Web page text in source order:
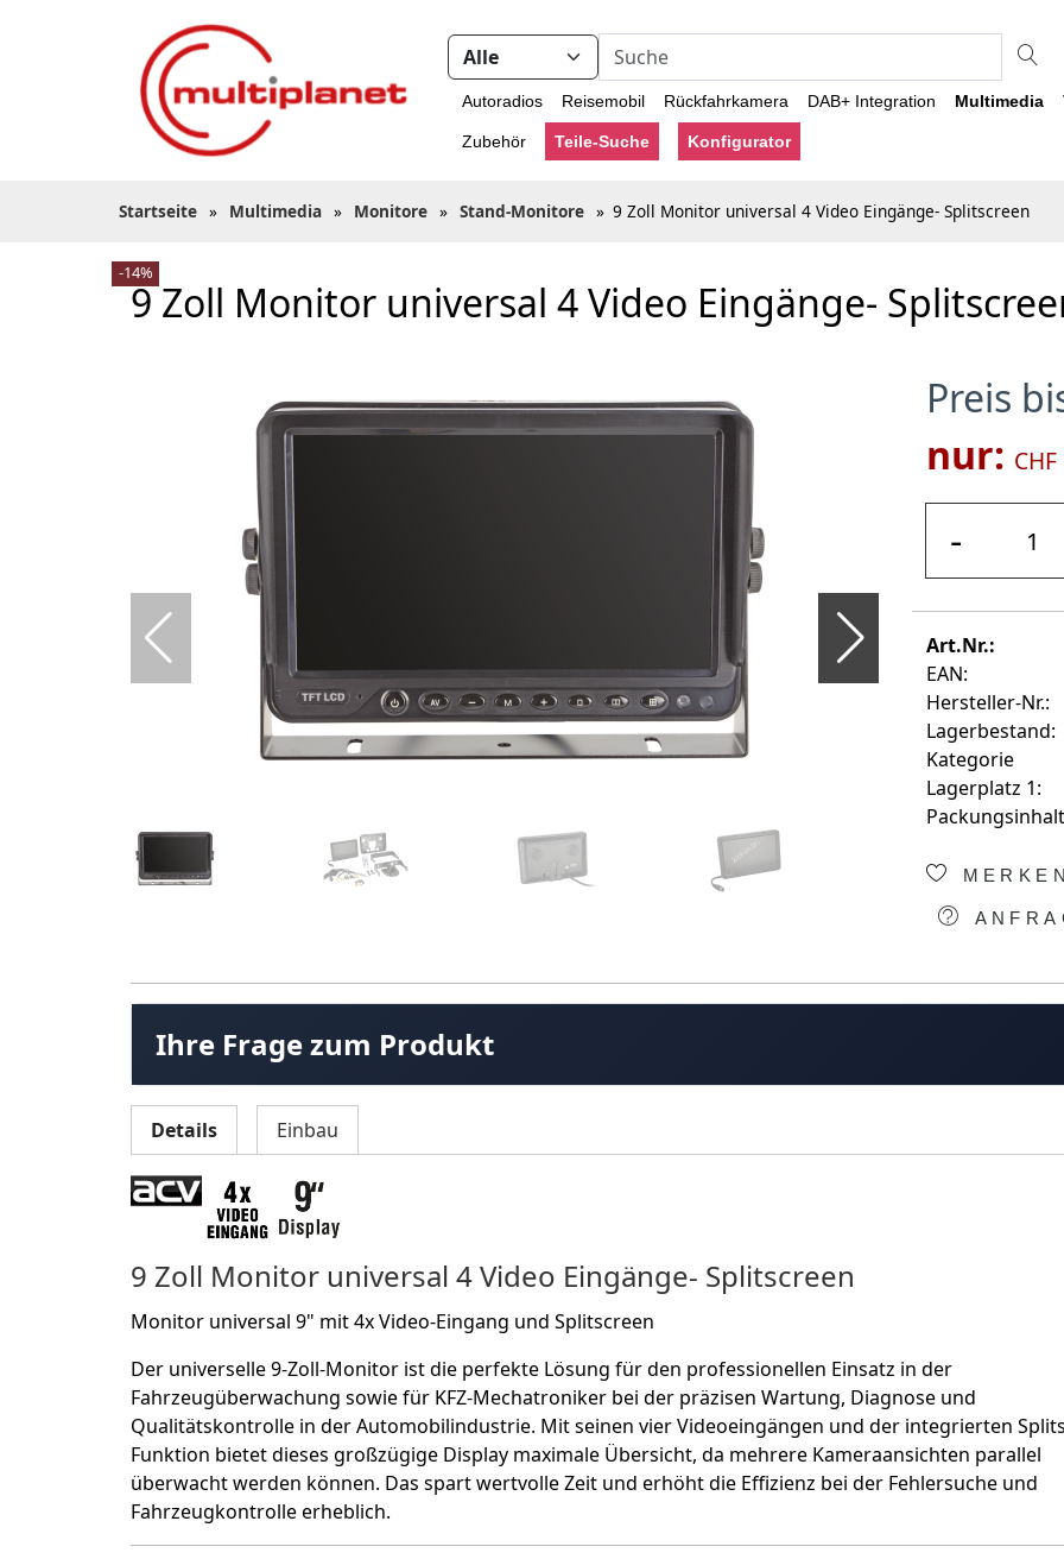
Autoradios Reisemobil Rückfahrkamera DAB+ Integration Multimedia
Zubehör Teile-Suche Konfigurator
Startseite » Multimedia » Monitore » Stand-Monitore » 9 Zoll Monitor universal 4 Video Eingänge- Splitscreen
9 Zoll Monitor universal 4 Video Eingänge-
-14%
Preis
nur: CHF
-
Art.Nr.:
EAN:
Hersteller-Nr.:
Lagerbestand:
Kategorie
Lagerplatz 1:
Ihre Frage zum Produkt
Details Einbau
9 Zoll Monitor universal 4 Video Eingänge- Splitscreen
Monitor universal 9" mit 4x Video-Eingang und Splitscreen
Der universelle 9-Zoll-Monitor ist die perfekte Lösung für den professionellen Einsatz in der
Fahrzeugüberwachung sowie für KFZ-Mechatroniker bei der präzisen Wartung, Diagnose und
Qualitätskontrolle in der Automobilindustrie. Mit seinen vier Videoeingängen und der integrierten
Funktion bietet dieses großzügige Display maximale Übersicht, da mehrere Kameraansichten parallel
überwacht werden können. Das spart wertvolle Zeit und erhöht die Effizienz bei der Fehlersuche und
Fahrzeugkontrolle erheblich.